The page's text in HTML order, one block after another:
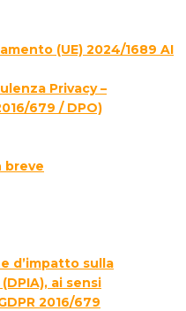
(UE) 2024/1689 AI
Privacy –
679 / DPO)
breve
d’impatto sulla
ai sensi
2016/679